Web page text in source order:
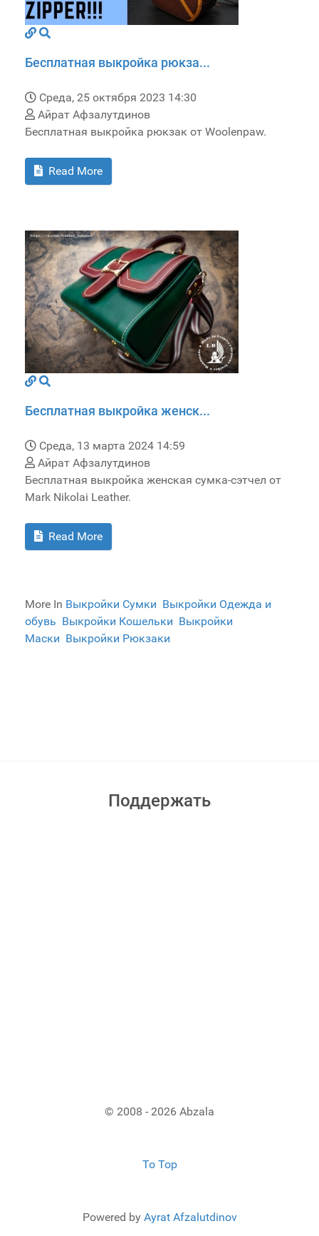
Бесплатная выкройка рюкза...
Среда, 25 октября 2023 14:30
Айрат Афзалутдинов
Бесплатная выкройка рюкзак от Woolenpaw.
Read More
Бесплатная выкройка женск...
Среда, 13 марта 2024 14:59
Айрат Афзалутдинов
Бесплатная выкройка женская сумка-сэтчел от
Mark Nikolai Leather.
Read More
More In Выкройки Сумки Выкройки Одежда и
обувь Выкройки Кошельки Выкройки
Маски Выкройки Рюкзаки
Поддержать
© 2008 - 2026 Abzala
To Top
Powered by Ayrat Afzalutdinov